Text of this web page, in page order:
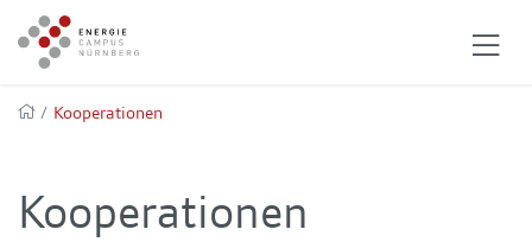
/ Kooperationen
Kooperationen